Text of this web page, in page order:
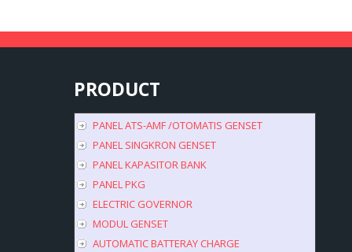
PRODUCT
PANEL ATS-AMF /OTOMATIS GENSET
PANEL SINGKRON GENSET
PANEL KAPASITOR BANK
PANEL PKG
ELECTRIC GOVERNOR
MODUL GENSET
AUTOMATIC BATTERAY CHARGE